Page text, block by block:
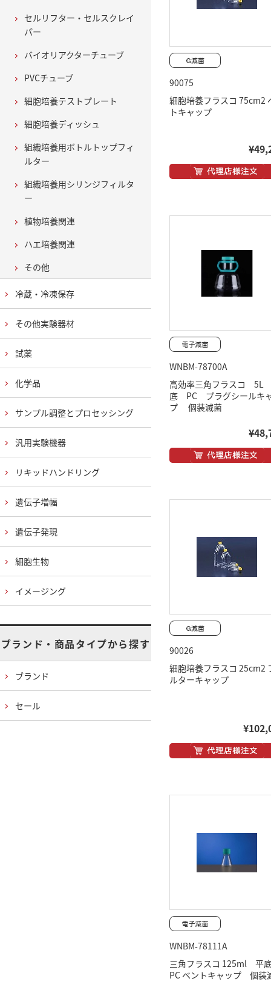
90075
細胞培養フラスコ 75cm2
トキャップ
WNBM-78700A
高効率三角フラスコ 5L
底 PC プラグシールキ
プ 個装滅菌
90026
細胞培養フラスコ 25cm2
ルターキャップ
WNBM-78111A
三角フラスコ 125ml
PC ベントキャップ 個装
セルリフター・セルスクレイ
パー
バイオリアクターチューブ
PVCチューブ
細胞培養テストプレート
細胞培養ディッシュ
組織培養用ボトルトップフィ
ルター
組織培養用シリンジフィルタ
ー
植物培養関連
ハエ培養関連
その他
冷蔵・冷凍保存
その他実験器材
試薬
化学品
サンプル調整とプロセッシング
汎用実験機器
リキッドハンドリング
遺伝子増幅
遺伝子発現
細胞生物
イメージング
ブランド・商品タイプから探す
ブランド
セール